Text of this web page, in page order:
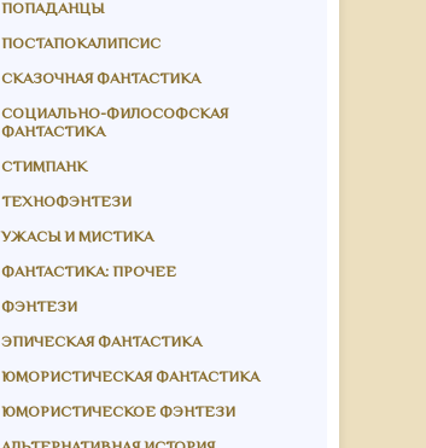
ПОПАДАНЦЫ
ПОСТАПОКАЛИПСИС
СКАЗОЧНАЯ ФАНТАСТИКА
СОЦИАЛЬНО-ФИЛОСОФСКАЯ
ФАНТАСТИКА
СТИМПАНК
ТЕХНОФЭНТЕЗИ
УЖАСЫ И МИСТИКА
ФАНТАСТИКА: ПРОЧЕЕ
ФЭНТЕЗИ
ЭПИЧЕСКАЯ ФАНТАСТИКА
ЮМОРИСТИЧЕСКАЯ ФАНТАСТИКА
ЮМОРИСТИЧЕСКОЕ ФЭНТЕЗИ